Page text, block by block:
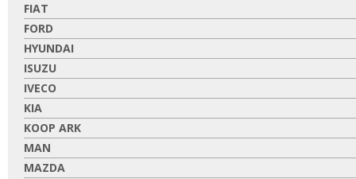
FIAT
FORD
HYUNDAI
ISUZU
IVECO
KIA
KOOP ARK
MAN
MAZDA